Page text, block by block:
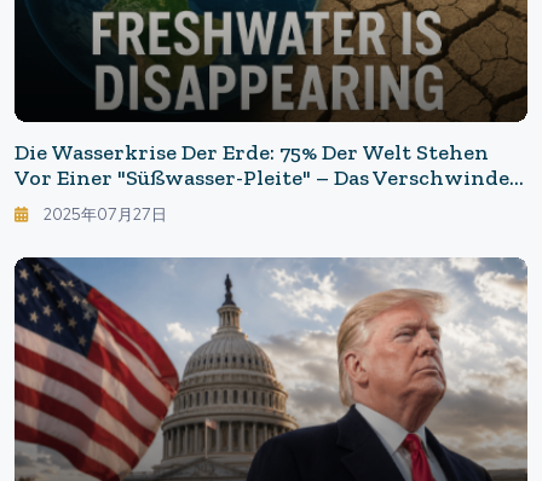
Die Wasserkrise Der Erde: 75% Der Welt Stehen
Vor Einer "Süßwasser-Pleite" – Das Verschwinden
Des Grundwassers, Das Die Menschheit Übersehen
Hat
2025年07月27日